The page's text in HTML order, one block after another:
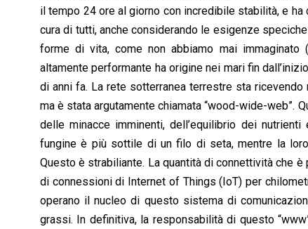
il tempo 24 ore al giorno con incredibile stabilità, e
cura di tutti, anche considerando le esigenze
forme di vita, come non abbiamo mai immaginato
altamente performante ha origine nei mari fin
di anni fa. La rete sotterranea terrestre sta
ma è stata argutamente chiamata “wood-wide-
delle minacce imminenti, dell’equilibrio dei
fungine è più sottile di un filo di seta, mentre la
Questo è strabiliante. La quantità di connettività che
di connessioni di Internet of Things (IoT) per
operano il nucleo di questo sistema di
grassi. In definitiva, la responsabilità di questo